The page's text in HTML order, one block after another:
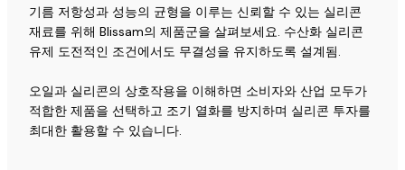
기름 저항성과 성능의 균형을 이루는 신뢰할 수 있는 실리콘
재료를 위해 Blissam의 제품군을 살펴보세요. 수산화 실리콘
유제 도전적인 조건에서도 무결성을 유지하도록 설계됨.
오일과 실리콘의 상호작용을 이해하면 소비자와 산업 모두가
적합한 제품을 선택하고 조기 열화를 방지하며 실리콘 투자를
최대한 활용할 수 있습니다.